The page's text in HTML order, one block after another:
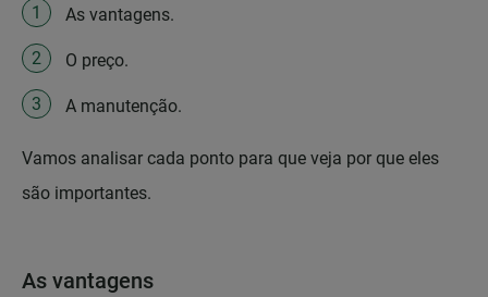
As vantagens.
O preço.
A manutenção.
Vamos analisar cada ponto para que veja por que eles
são importantes.
As vantagens